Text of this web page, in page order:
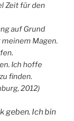
Zeit für den
auf Grund
Magen.
Ich hoffe
finden.
2012)
geben. Ich bin